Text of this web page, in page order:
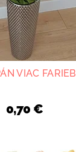
VIAC FARIEB
0,70 €